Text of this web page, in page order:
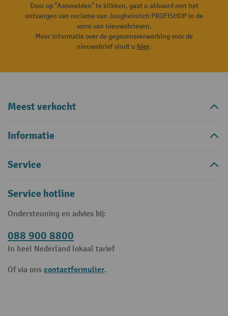
Door op "Aanmelden" te klikken, gaat u akkoord met het
ontvangen van reclame van Jungheinrich PROFISHOP in de
vorm van nieuwsbrieven.
Meer informatie over de gegevensverwerking voor de
nieuwsbrief vindt u hier.
Meest verkocht
Informatie
Service
Service hotline
Ondersteuning en advies bij:
088 900 8800
In heel Nederland lokaal tarief
Of via ons contactformulier.